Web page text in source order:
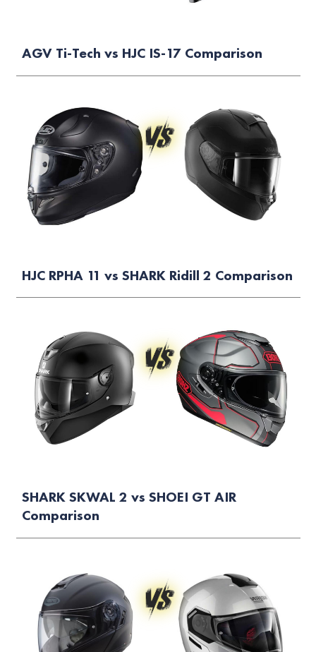
AGV Ti-Tech vs HJC IS-17 Comparison
HJC RPHA 11 vs SHARK Ridill 2 Comparison
SHARK SKWAL 2 vs SHOEI GT AIR
Comparison